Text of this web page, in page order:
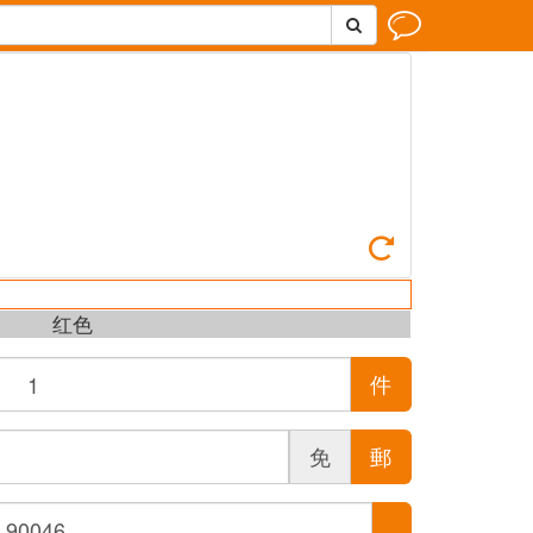
 

红色
件
免 郵